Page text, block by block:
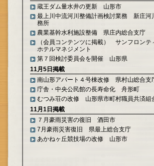
蔵王ダム量水井の更新 山形市
最上川中流河川整備計画検討業務 新庄河
務所
農業基幹水利施設整備 県庄内総合支庁
（会員コンテンツに掲載） サンフロンテ
ホテルマネジメント
第７回検討委員会を開催 山形県
11月5日掲載
南山形アパート４号棟改修 県村山総合支
庁舎・中央公民館の長寿命化 舟形町
むつみ荘の改修 山形県市町村職員共済組
11月1日掲載
７月豪雨災害の復旧 酒田市
7月豪雨災害復旧 県最上総合支庁
あかねヶ丘競技場の改修 山形市